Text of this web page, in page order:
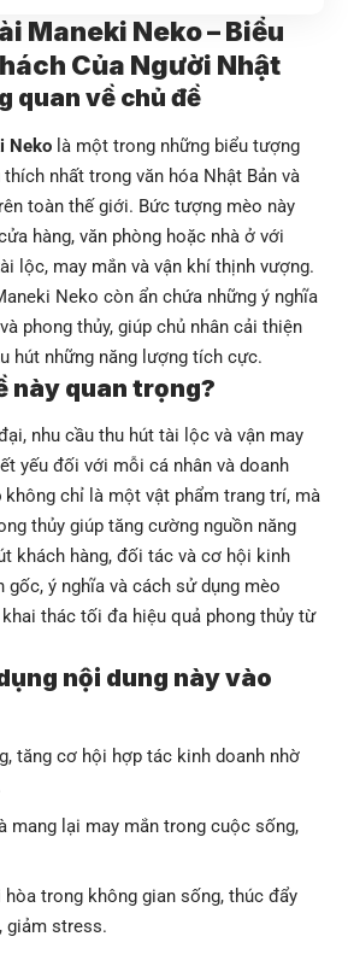
Maneki Neko – Biểu
Của Người Nhật
quan về chủ đề
Neko là một trong những biểu tượng
nhất trong văn hóa Nhật Bản và
toàn thế giới. Bức tượng mèo này
hàng, văn phòng hoặc nhà ở với
lộc, may mắn và vận khí thịnh vượng.
Neko còn ẩn chứa những ý nghĩa
phong thủy, giúp chủ nhân cải thiện
hút những năng lượng tích cực.
này quan trọng?
nhu cầu thu hút tài lộc và vận may
yếu đối với mỗi cá nhân và doanh
không chỉ là một vật phẩm trang trí, mà
thủy giúp tăng cường nguồn năng
khách hàng, đối tác và cơ hội kinh
gốc, ý nghĩa và cách sử dụng mèo
thác tối đa hiệu quả phong thủy từ
nội dung này vào
tăng cơ hội hợp tác kinh doanh nhờ
mang lại may mắn trong cuộc sống,
trong không gian sống, thúc đẩy
giảm stress.